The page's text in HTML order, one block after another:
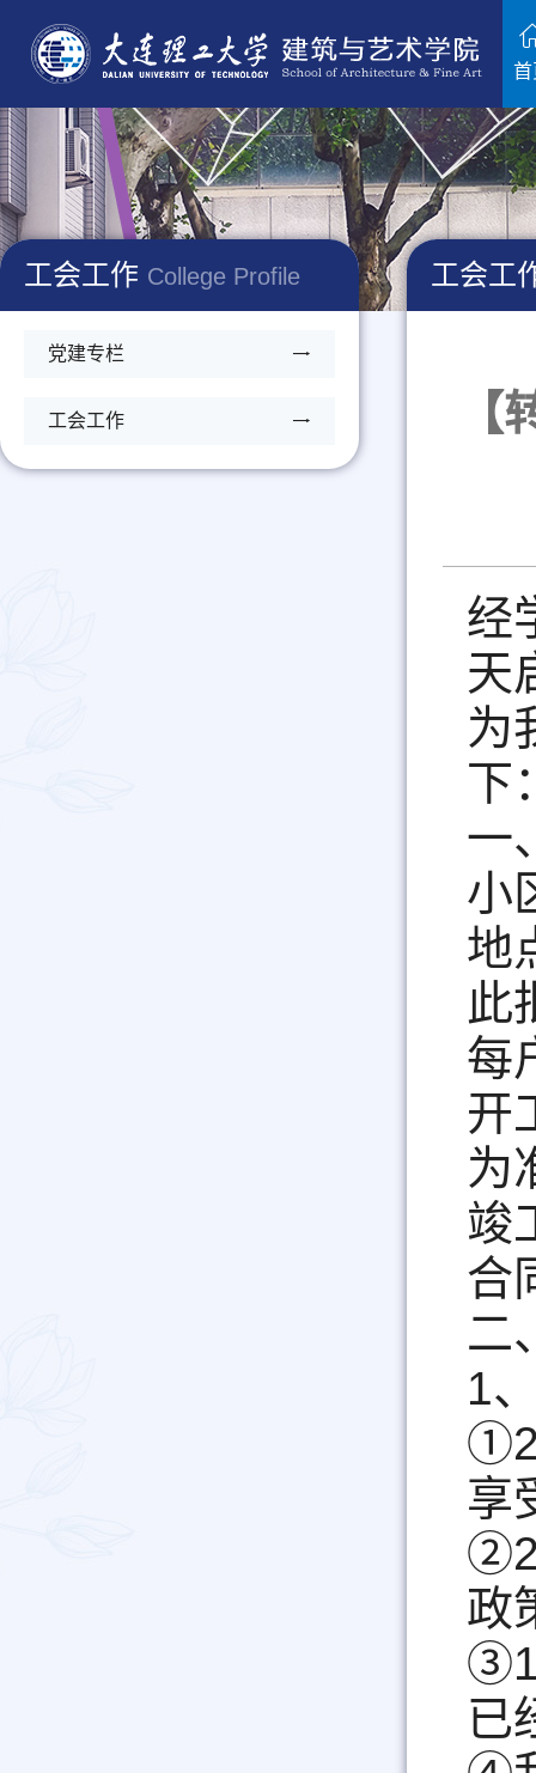
首
工会工作 College Profile
党建专栏
工会工作
工会工
经
天
为
下
一
小
地
此
每
开
为
竣
合
二
1
享
政
已